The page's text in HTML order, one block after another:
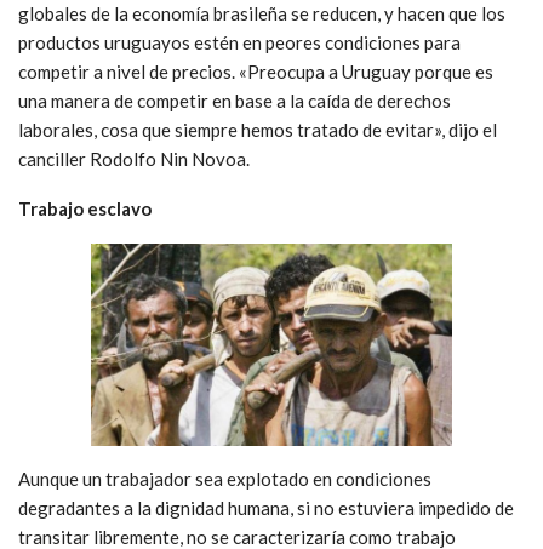
globales de la economía brasileña se reducen, y hacen que los
productos uruguayos estén en peores condiciones para
competir a nivel de precios. «Preocupa a Uruguay porque es
una manera de competir en base a la caída de derechos
laborales, cosa que siempre hemos tratado de evitar», dijo el
canciller Rodolfo Nin Novoa.
Trabajo esclavo
Aunque un trabajador sea explotado en condiciones
degradantes a la dignidad humana, si no estuviera impedido de
transitar libremente, no se caracterizaría como trabajo